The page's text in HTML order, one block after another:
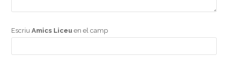
EscriuAmics Liceu en el camp